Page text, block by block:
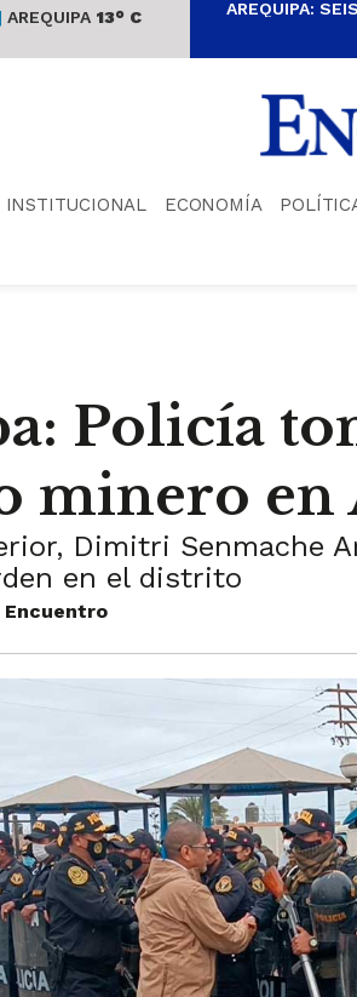
| AREQUIPA 13° C AREQUIPA:
INSTITUCIONAL ECONOMÍA
Policía
minero en
Dimitri Senmache
en el distrito
Encuentro